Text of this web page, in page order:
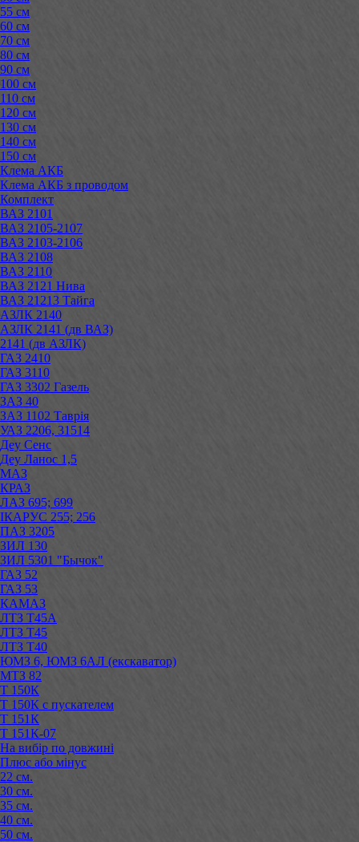
55 см
60 см
70 см
80 см
90 см
100 см
110 см
120 см
130 см
140 см
150 см
Клема АКБ
Клема АКБ з проводом
Комплект
ВАЗ 2101
ВАЗ 2105-2107
ВАЗ 2103-2106
ВАЗ 2108
ВАЗ 2110
ВАЗ 2121 Нива
ВАЗ 21213 Тайга
АЗЛК 2140
АЗЛК 2141 (дв ВАЗ)
2141 (дв АЗЛК)
ГАЗ 2410
ГАЗ 3110
ГАЗ 3302 Газель
ЗАЗ 40
ЗАЗ 1102 Таврія
УАЗ 2206, 31514
Деу Сенс
Деу Ланос 1,5
МАЗ
КРАЗ
ЛАЗ 695; 699
ІКАРУС 255; 256
ПАЗ 3205
ЗИЛ 130
ЗИЛ 5301 "Бычок"
ГАЗ 52
ГАЗ 53
КАМАЗ
ЛТЗ Т45А
ЛТЗ Т45
ЛТЗ Т40
ЮМЗ 6, ЮМЗ 6АЛ (екскаватор)
МТЗ 82
Т 150К
Т 150К с пускателем
Т 151К
Т 151К-07
На вибір по довжині
Плюс або мінус
22 см.
30 см.
35 см.
40 см.
50 см.